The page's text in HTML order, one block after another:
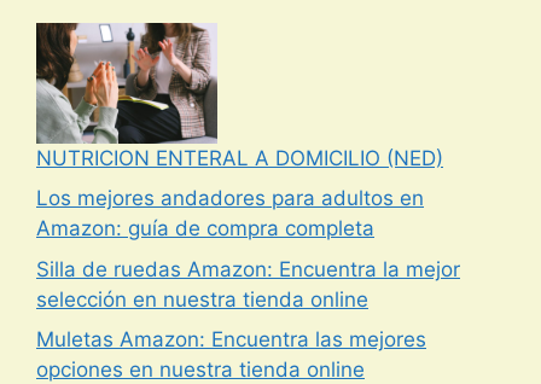
NUTRICION ENTERAL A DOMICILIO (NED)
Los mejores andadores para adultos en
Amazon: guía de compra completa
Silla de ruedas Amazon: Encuentra la mejor
selección en nuestra tienda online
Muletas Amazon: Encuentra las mejores
opciones en nuestra tienda online